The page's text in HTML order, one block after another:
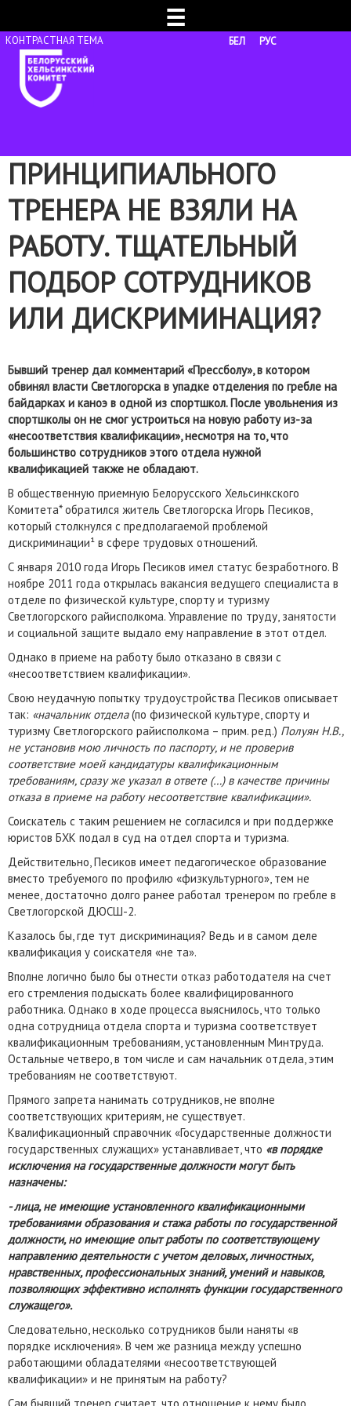
☰
БЕЛ РУС
ПРИНЦИПИАЛЬНОГО
ТРЕНЕРА НЕ ВЗЯЛИ НА
РАБОТУ. ТЩАТЕЛЬНЫЙ
ПОДБОР СОТРУДНИКОВ
ИЛИ ДИСКРИМИНАЦИЯ?
Бывший тренер дал комментарий «Прессболу», в котором
обвинял власти Светлогорска в упадке отделения по гребле на
байдарках и каноэ в одной из спортшкол. После увольнения из
спортшколы он не смог устроиться на новую работу из-за
«несоответствия квалификации», несмотря на то, что
большинство сотрудников этого отдела нужной
квалификацией также не обладают.
В общественную приемную Белорусского Хельсинкского
Комитета* обратился житель Светлогорска Игорь Песиков,
который столкнулся с предполагаемой проблемой
дискриминации¹ в сфере трудовых отношений.
С января 2010 года Игорь Песиков имел статус безработного. В
ноябре 2011 года открылась вакансия ведущего специалиста в
отделе по физической культуре, спорту и туризму
Светлогорского райисполкома. Управление по труду, занятости
и социальной защите выдало ему направление в этот отдел.
Однако в приеме на работу было отказано в связи с
«несоответствием квалификации».
Свою неудачную попытку трудоустройства Песиков описывает
так: «начальник отдела(по физической культуре, спорту и
туризму Светлогорского райисполкома – прим. ред.) Полуян Н.В.,
не установив мою личность по паспорту, и не проверив
соответствие моей кандидатуры квалификационным
требованиям, сразу же указал в ответе (…) в качестве причины
отказа в приеме на работу несоответствие квалификации».
Соискатель с таким решением не согласился и при поддержке
юристов БХК подал в суд на отдел спорта и туризма.
Действительно, Песиков имеет педагогическое образование
вместо требуемого по профилю «физкультурного», тем не
менее, достаточно долго ранее работал тренером по гребле в
Светлогорской ДЮСШ-2.
Казалось бы, где тут дискриминация? Ведь и в самом деле
квалификация у соискателя «не та».
Вполне логично было бы отнести отказ работодателя на счет
его стремления подыскать более квалифицированного
работника. Однако в ходе процесса выяснилось, что только
одна сотрудница отдела спорта и туризма соответствует
квалификационным требованиям, установленным Минтруда.
Остальные четверо, в том числе и сам начальник отдела, этим
требованиям не соответствуют.
Прямого запрета нанимать сотрудников, не вполне
соответствующих критериям, не существует.
Квалификационный справочник «Государственные должности
государственных служащих» устанавливает, что «в порядке
исключения на государственные должности могут быть
назначены:
- лица, не имеющие установленного квалификационными
требованиями образования и стажа работы по государственной
должности, но имеющие опыт работы по соответствующему
направлению деятельности с учетом деловых, личностных,
нравственных, профессиональных знаний, умений и навыков,
позволяющих эффективно исполнять функции государственного
служащего».
Следовательно, несколько сотрудников были наняты «в
порядке исключения». В чем же разница между успешно
работающими обладателями «несоответствующей
квалификации» и не принятым на работу?